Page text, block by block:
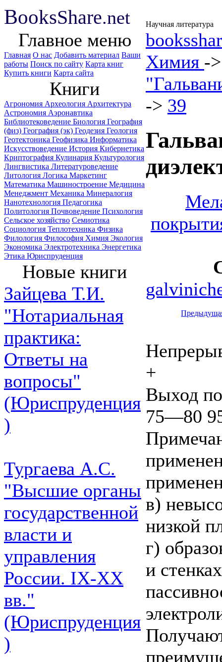
BooksShare.net Научная литература
Главное меню
Главная О нас Добавить материал Ваши
работы Поиск по сайту Карта книг
Купить книги Карта сайта
Книги
Агрономия Археология Архитектура
Астрономия Аэронавтика
Библиотековедение Биология География
(физ) География (эк) Геодезия Геология
Геотектоника Геофизика Информатика
Искусствоведение История Кибернетика
Криптография Кулинария Культурология
Лингвистика Литературоведение
Литология Логика Маркетинг
Математика Машиностроение Медицина
Менеджмент Механика Минералогия
Нанотехнология Педагогика
Политология Почвоведение Психология
Сельское хозяйство Семиотика
Социология Теплотехника Физика
Филология Философия Химия Экология
Экономика Электротехника Энергетика
Этика Юриспруденция
Новые книги
Зайцева Т.И.
"Нотариальная
практика:
Ответы на
вопросы"
(Юриспруденция
)
Тургаева А.С.
"Высшие органы
государственной
власти и
управления
России. IХ-ХХ
вв."
(Юриспруденция
)
Химия -
-> 39
+
Выход
75—80
в)
низкой
г)
и